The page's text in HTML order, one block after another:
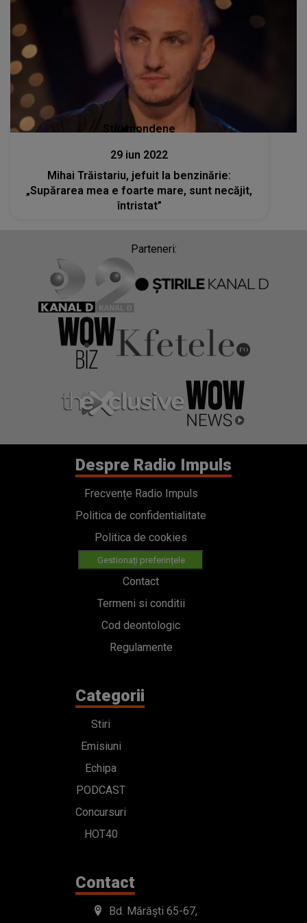
Stiri mondene
29 iun 2022
Mihai Trăistariu, jefuit la benzinărie:
„Supărarea mea e foarte mare, sunt necăjit,
întristat”
Parteneri:
Despre Radio Impuls
Frecvențe Radio Impuls
Politica de confidentialitate
Politica de cookies
Gestionați preferințele
Contact
Termeni si conditii
Cod deontologic
Regulamente
Categorii
Stiri
Emisiuni
Echipa
PODCAST
Concursuri
HOT40
Contact
Bd. Mărăști 65-67,